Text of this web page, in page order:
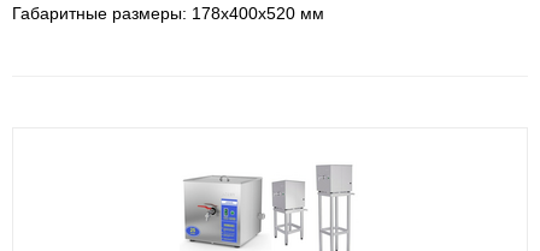
Габаритные размеры: 178х400х520 мм